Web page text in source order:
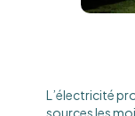
L’électricité
sources les